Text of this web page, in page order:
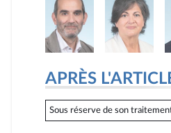
6 novembre 2024
12 novembre 2024
15 octobre 2024
5 novembre 2024
APRÈS
Sous réserve de son